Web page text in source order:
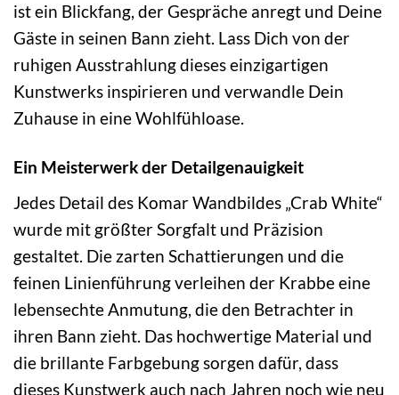
ist ein Blickfang, der Gespräche anregt und Deine
Gäste in seinen Bann zieht. Lass Dich von der
ruhigen Ausstrahlung dieses einzigartigen
Kunstwerks inspirieren und verwandle Dein
Zuhause in eine Wohlfühloase.
Ein Meisterwerk der Detailgenauigkeit
Jedes Detail des Komar Wandbildes „Crab White“
wurde mit größter Sorgfalt und Präzision
gestaltet. Die zarten Schattierungen und die
feinen Linienführung verleihen der Krabbe eine
lebensechte Anmutung, die den Betrachter in
ihren Bann zieht. Das hochwertige Material und
die brillante Farbgebung sorgen dafür, dass
dieses Kunstwerk auch nach Jahren noch wie neu